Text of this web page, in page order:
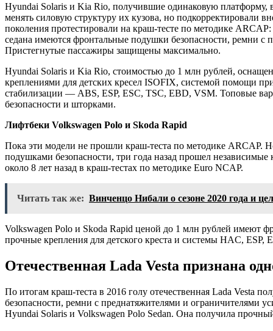
Hyundai Solaris и Kia Rio, получившие одинаковую
менять силовую структуру их кузова, но подкорректировали
поколения протестировали на краш-тесте по методике
седана имеются фронтальные подушки безопасности, ремни с
Пристегнутые пассажиры защищены максимально.
Hyundai Solaris и Kia Rio, стоимостью до 1 млн рублей,
креплениями для детских кресел ISOFIX, системой помощи
стабилизации — ABS, ESP, ESC, TSC, EBD, VSM. Топовые
безопасности и шторками.
Лифтбеки Volkswagen Polo и Skoda Rapid
Пока эти модели не прошли краш-теста по методике ARCAP.
подушками безопасности, три года назад прошел независимые
около 8 лет назад в краш-тестах по методике Euro NCAP.
Читать так же: Винченцо Нибали о сезоне 2020 года и
Volkswagen Polo и Skoda Rapid ценой до 1 млн рублей имеют
прочные крепления для детского креста и системы HAC, ESP,
Отечественная Lada Vesta признана
По итогам краш-теста в 2016 голу отечественная Lada Vesta
безопасности, ремни с преднатяжителями и ограничителями
Hyundai Solaris и Volkswagen Polo Sedan. Она получила